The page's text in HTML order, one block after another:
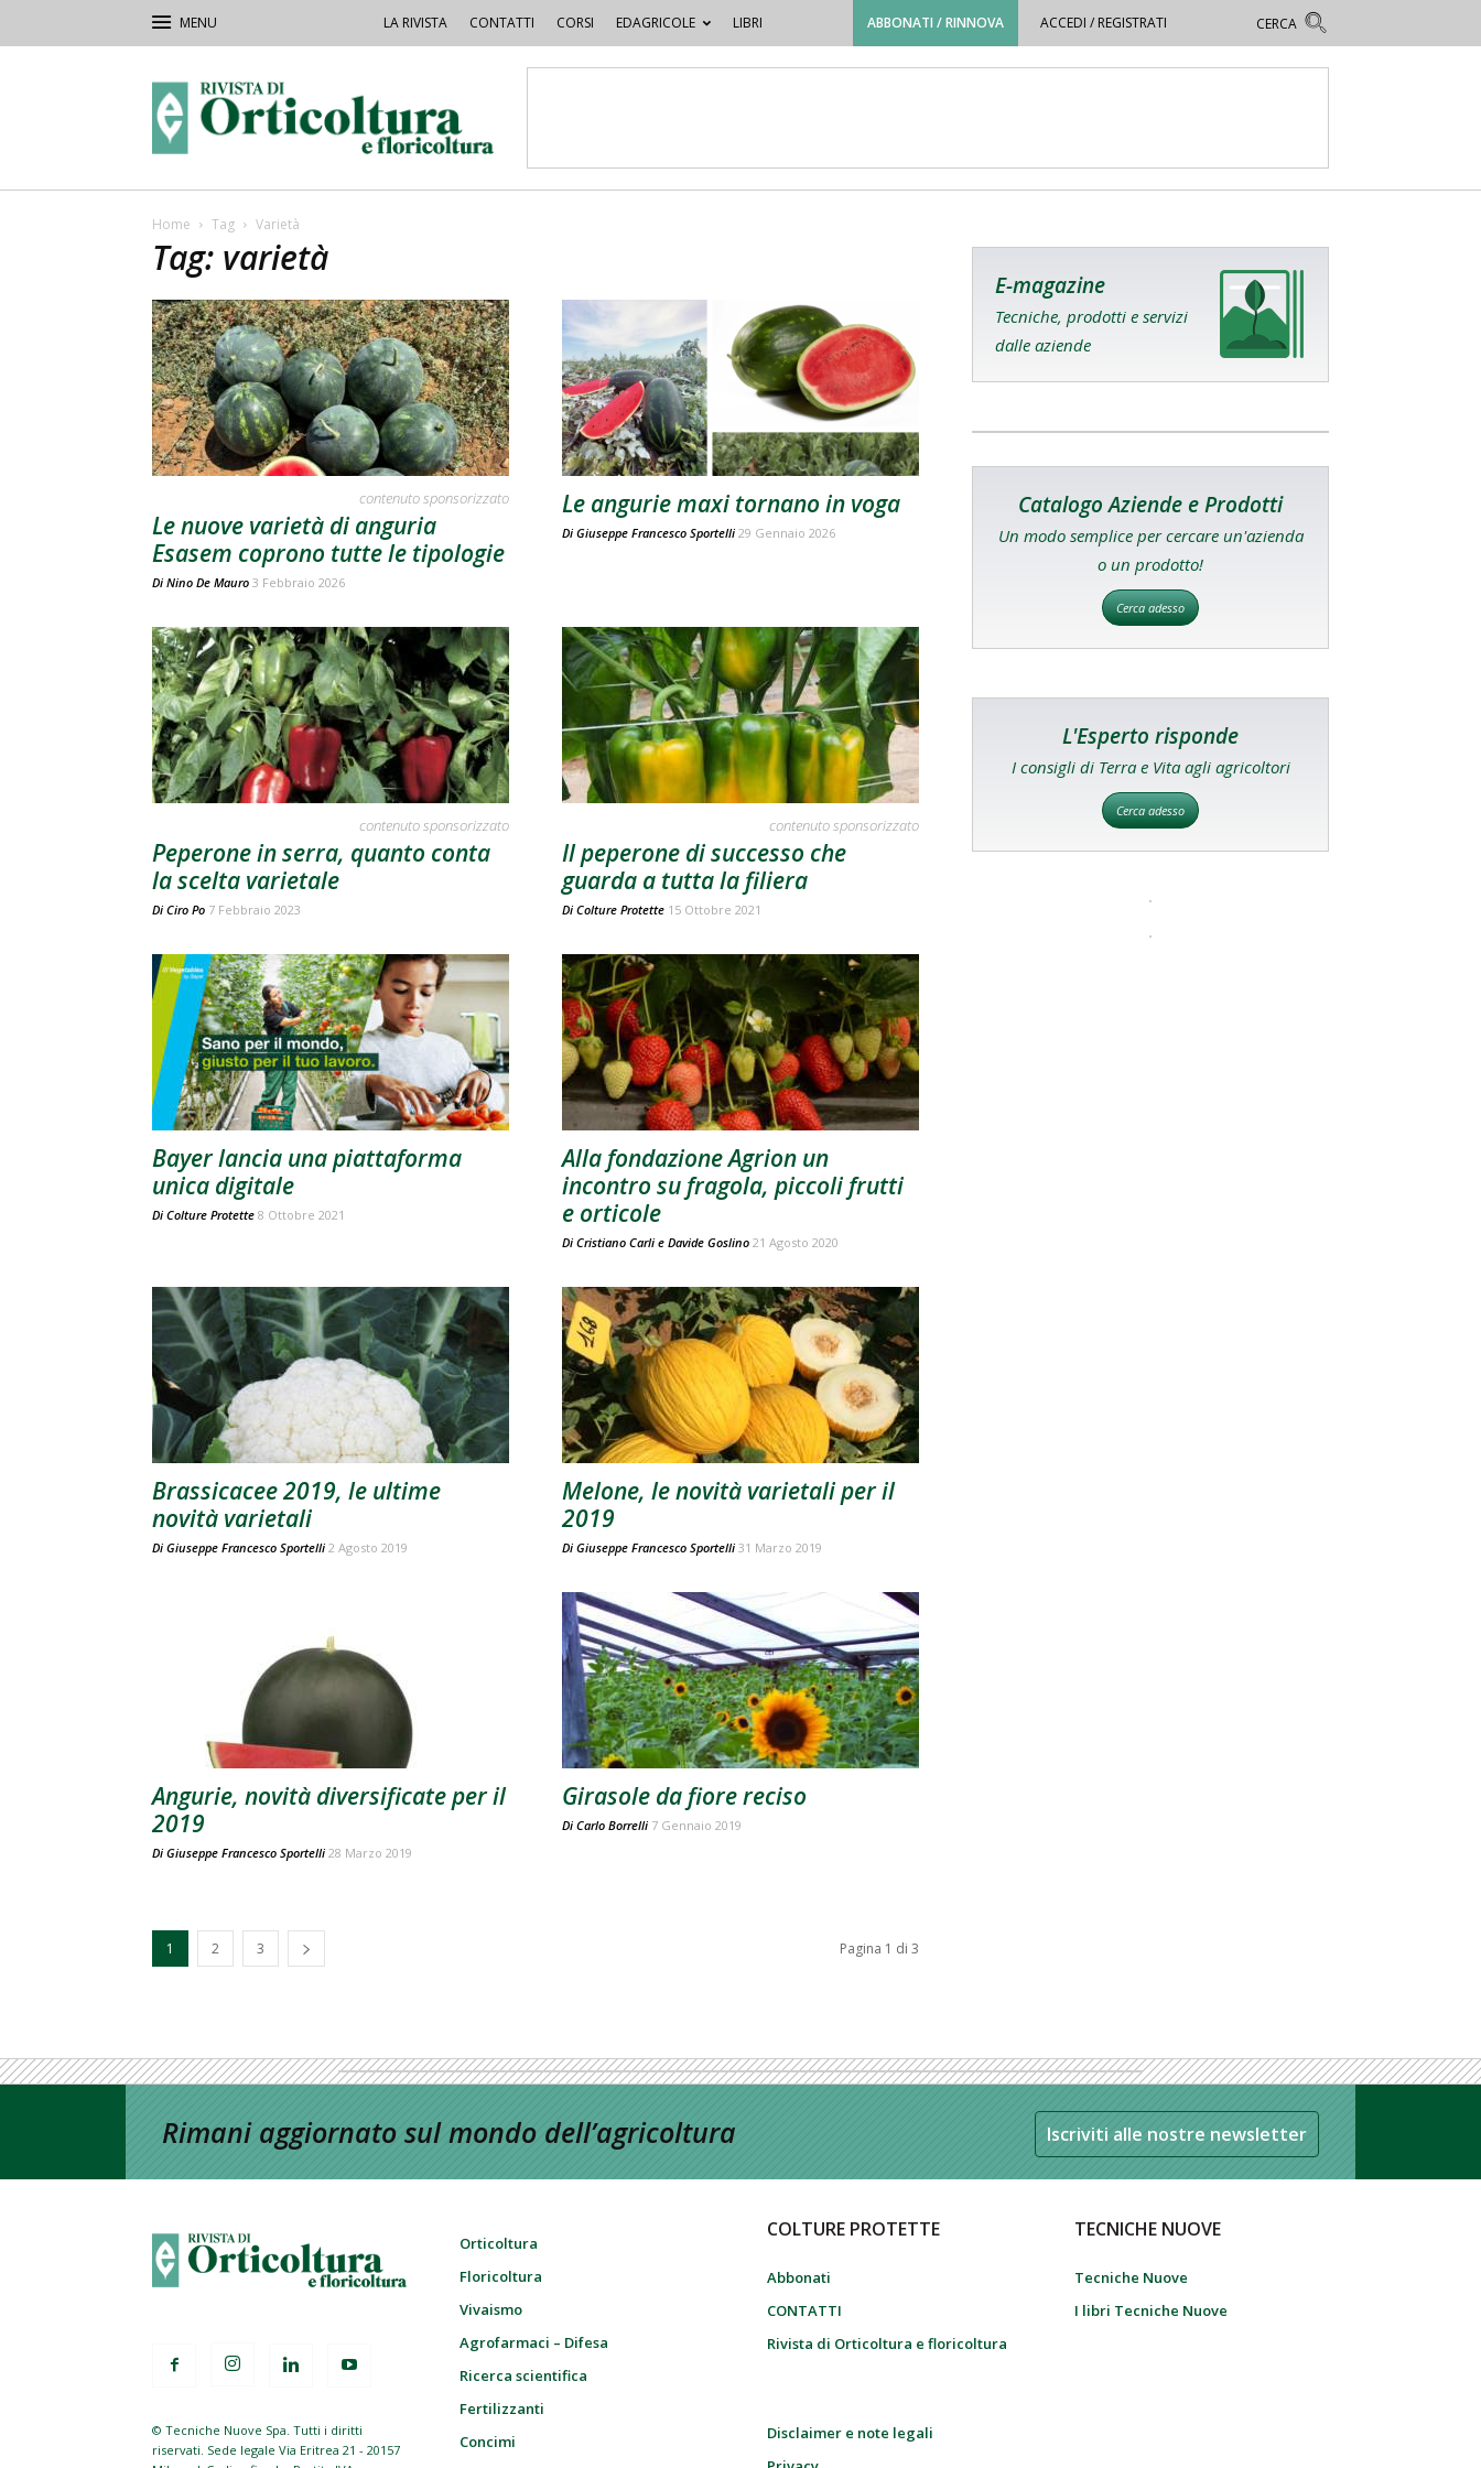
LA RIVISTA CONTATTI CORSI EDAGRICOLE LIBRI ABBONATI / RINNOVA ACCEDI / REGISTRATI
Orticoltura
Home Tag Varietà
Tag: varietà
contenuto sponsorizzato
Le nuove varietà di anguria
Esasem coprono tutte le tipologie
Di Nino De Mauro 3 Febbraio 2026
Le angurie maxi tornano in voga
Di Giuseppe Francesco Sportelli 29 Gennaio 2026
contenuto sponsorizzato
Peperone in serra, quanto conta
la scelta varietale
Di Ciro Po 7 Febbraio 2023
contenuto sponsorizzato
Il peperone di successo che
guarda a tutta la filiera
Di Colture Protette 15 Ottobre 2021
Bayer lancia una piattaforma
unica digitale
Di Colture Protette 8 Ottobre 2021
Alla fondazione Agrion un
incontro su fragola, piccoli frutti
e orticole
Di Cristiano Carli e Davide Goslino 21 Agosto 2020
Brassicacee 2019, le ultime
novità varietali
Di Giuseppe Francesco Sportelli 2 Agosto 2019
Melone, le novità varietali per il
2019
Di Giuseppe Francesco Sportelli 31 Marzo 2019
Angurie, novità diversificate per il
2019
Di Giuseppe Francesco Sportelli 28 Marzo 2019
Girasole da fiore reciso
Di Carlo Borrelli 7 Gennaio 2019
1 2 3 Pagina 1 di 3
E-magazine
Tecniche, prodotti e servizi
dalle aziende
Catalogo Aziende e Prodotti
Un modo semplice per cercare un'azienda
o un prodotto!
Cerca adesso
L'Esperto risponde
I consigli di Terra e Vita agli agricoltori
Cerca adesso
Rimani aggiornato sul mondo dell’agricoltura Iscriviti alle nostre newsletter
© Tecniche Nuove Spa. Tutti i diritti
riservati. Sede legale Via Eritrea 21 - 20157
Orticoltura
Floricoltura
Vivaismo
Agrofarmaci – Difesa
Ricerca scientifica
Fertilizzanti
Concimi
COLTURE PROTETTE
Abbonati
CONTATTI
Rivista di Orticoltura e floricoltura
Disclaimer e note legali
TECNICHE NUOVE
Tecniche Nuove
I libri Tecniche Nuove